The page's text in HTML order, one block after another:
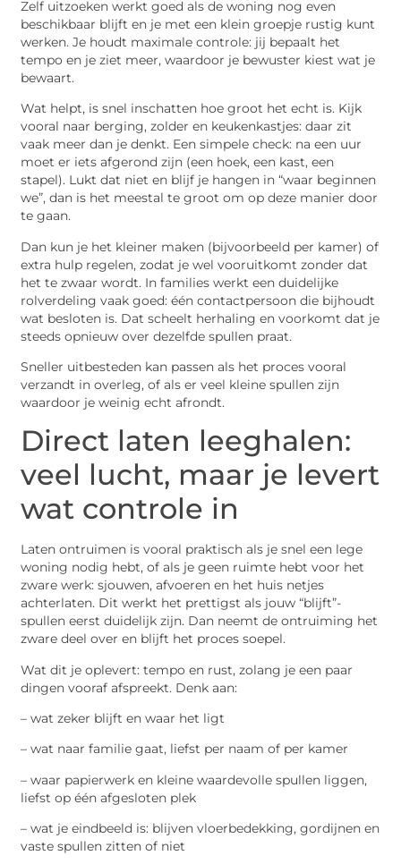
Zelf uitzoeken werkt goed als de woning nog even
beschikbaar blijft en je met een klein groepje rustig kunt
werken. Je houdt maximale controle: jij bepaalt het
tempo en je ziet meer, waardoor je bewuster kiest wat je
bewaart.
Wat helpt, is snel inschatten hoe groot het echt is. Kijk
vooral naar berging, zolder en keukenkastjes: daar zit
vaak meer dan je denkt. Een simpele check: na een uur
moet er iets afgerond zijn (een hoek, een kast, een
stapel). Lukt dat niet en blijf je hangen in “waar beginnen
we”, dan is het meestal te groot om op deze manier door
te gaan.
Dan kun je het kleiner maken (bijvoorbeeld per kamer) of
extra hulp regelen, zodat je wel vooruitkomt zonder dat
het te zwaar wordt. In families werkt een duidelijke
rolverdeling vaak goed: één contactpersoon die bijhoudt
wat besloten is. Dat scheelt herhaling en voorkomt dat je
steeds opnieuw over dezelfde spullen praat.
Sneller uitbesteden kan passen als het proces vooral
verzandt in overleg, of als er veel kleine spullen zijn
waardoor je weinig echt afrondt.
Direct laten leeghalen:
veel lucht, maar je levert
wat controle in
Laten ontruimen is vooral praktisch als je snel een lege
woning nodig hebt, of als je geen ruimte hebt voor het
zware werk: sjouwen, afvoeren en het huis netjes
achterlaten. Dit werkt het prettigst als jouw “blijft”-
spullen eerst duidelijk zijn. Dan neemt de ontruiming het
zware deel over en blijft het proces soepel.
Wat dit je oplevert: tempo en rust, zolang je een paar
dingen vooraf afspreekt. Denk aan:
– wat zeker blijft en waar het ligt
– wat naar familie gaat, liefst per naam of per kamer
– waar papierwerk en kleine waardevolle spullen liggen,
liefst op één afgesloten plek
– wat je eindbeeld is: blijven vloerbedekking, gordijnen en
vaste spullen zitten of niet